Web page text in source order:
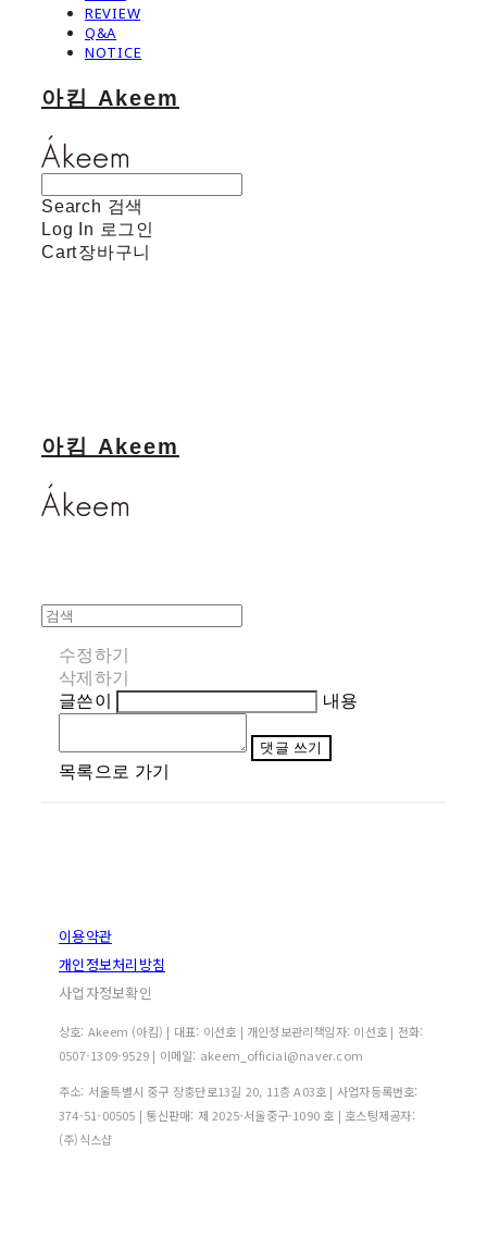
REVIEW
Q&A
NOTICE
아킴 Akeem
Search 검색
Log In 로그인
Cart장바구니
아킴 Akeem
수정하기
삭제하기
글쓴이
내용
댓글 쓰기
목록으로 가기
이용약관
개인정보처리방침
사업자정보확인
상호: Akeem (아킴) | 대표: 이선호 | 개인정보관리책임자: 이선호 | 전화:
0507-1309-9529 | 이메일: akeem_official@naver.com
주소: 서울특별시 중구 장충단로13길 20, 11층 A03호 | 사업자등록번호:
374-51-00505 | 통신판매: 제 2025-서울중구-1090 호 | 호스팅제공자:
(주)식스샵